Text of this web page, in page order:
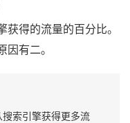
得的流量的百分比。
有二。
索引擎获得更多流